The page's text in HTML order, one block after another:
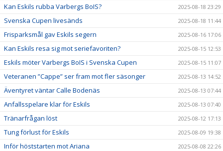
Kan Eskils rubba Varbergs BoIS? 2025-08-18 23:29
Svenska Cupen livesänds 2025-08-18 11:44
Frisparksmål gav Eskils segern 2025-08-16 17:06
Kan Eskils resa sig mot seriefavoriten? 2025-08-15 12:53
Eskils möter Varbergs BoIS i Svenska Cupen 2025-08-15 11:07
Veteranen ”Cappe” ser fram mot fler säsonger 2025-08-13 14:52
Äventyret väntar Calle Bodenäs 2025-08-13 07:44
Anfallsspelare klar för Eskils 2025-08-13 07:40
Tränarfrågan löst 2025-08-12 17:13
Tung förlust för Eskils 2025-08-09 19:38
Inför höststarten mot Ariana 2025-08-08 22:26